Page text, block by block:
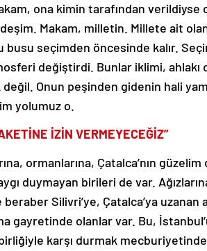
ona kimin tarafından verildiyse
Makam, milletin. Millete ait olan
busu seçimden öncesinde kalır.
değiştirdi. Bunlar iklimi, ahlakı
Onun peşinden gidenin hali
yolumuz o.
İZİN VERMEYECEĞİZ”
ormanlarına, Çatalca’nın
duymayan birileri de var.
Silivri’ye, Çatalca’ya uzanan
gayretinde olanlar var. Bu,
karşı durmak